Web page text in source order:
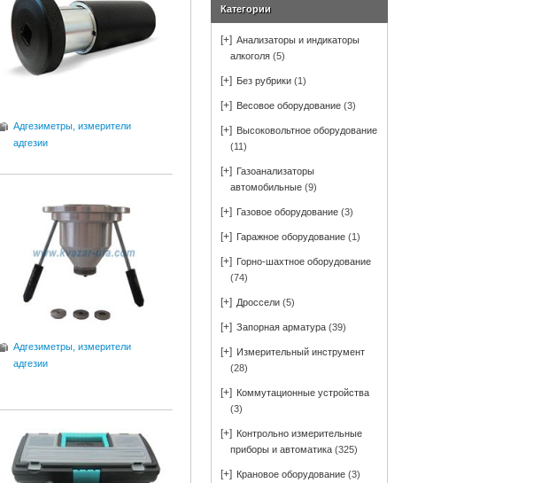
Адгезиметры, измерители
адгезии
Адгезиметры, измерители
адгезии
Категории
[+] Анализаторы и индикаторы
алкоголя (5)
[+] Без рубрики (1)
[+] Весовое оборудование (3)
[+] Высоковольтное оборудование
(11)
[+] Газоанализаторы
автомобильные (9)
[+] Газовое оборудование (3)
[+] Гаражное оборудование (1)
[+] Горно-шахтное оборудование
(74)
[+] Дроссели (5)
[+] Запорная арматура (39)
[+] Измерительный инструмент
(28)
[+] Коммутационные устройства
(3)
[+] Контрольно измерительные
приборы и автоматика (325)
[+] Крановое оборудование (3)